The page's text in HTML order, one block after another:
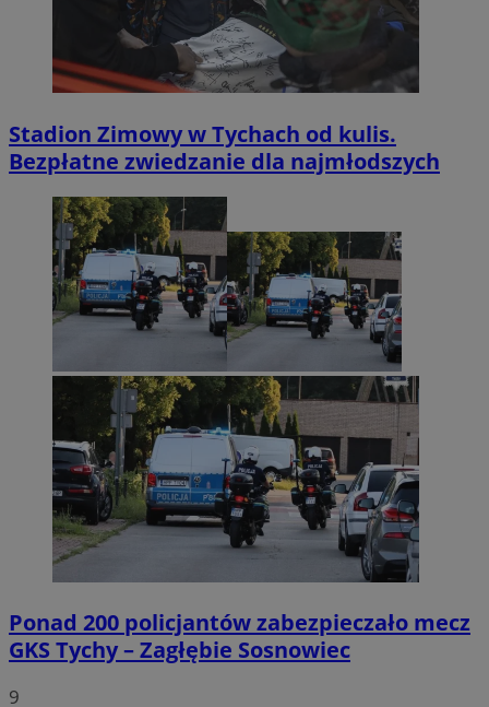
Stadion Zimowy w Tychach od kulis.
Bezpłatne zwiedzanie dla najmłodszych
Ponad 200 policjantów zabezpieczało mecz
GKS Tychy – Zagłębie Sosnowiec
9